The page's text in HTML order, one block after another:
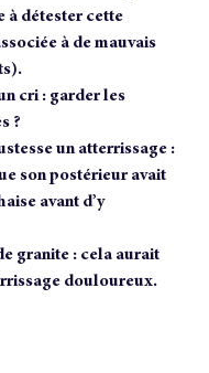
à détester cette
à de mauvais
cri : garder les
?
un atterrissage :
son postérieur avait
avant d’y
granite : cela aurait
douloureux.